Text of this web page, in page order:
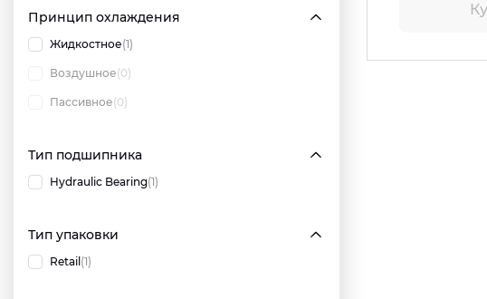
Принцип охлаждения
Жидкостное(1)
Воздушное(0)
Пассивное(0)
Тип подшипника
Hydraulic Bearing(1)
Тип упаковки
Retail (1)